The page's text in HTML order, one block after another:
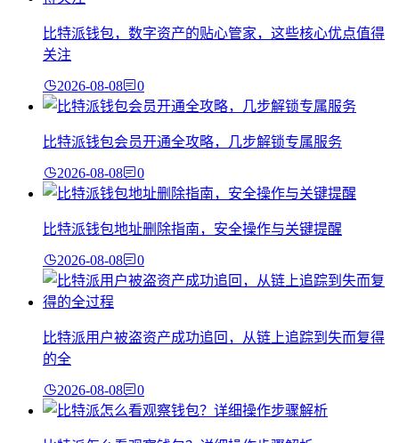
比特派钱包，数字资产的贴心管家，这些核心优点值得
关注
2026-08-08 0
比特派钱包会员开通全攻略，几步解锁专属服务
2026-08-08 0
比特派钱包地址删除指南，安全操作与关键提醒
2026-08-08 0
比特派用户被盗资产成功追回，从链上追踪到失而复得
的全
2026-08-08 0